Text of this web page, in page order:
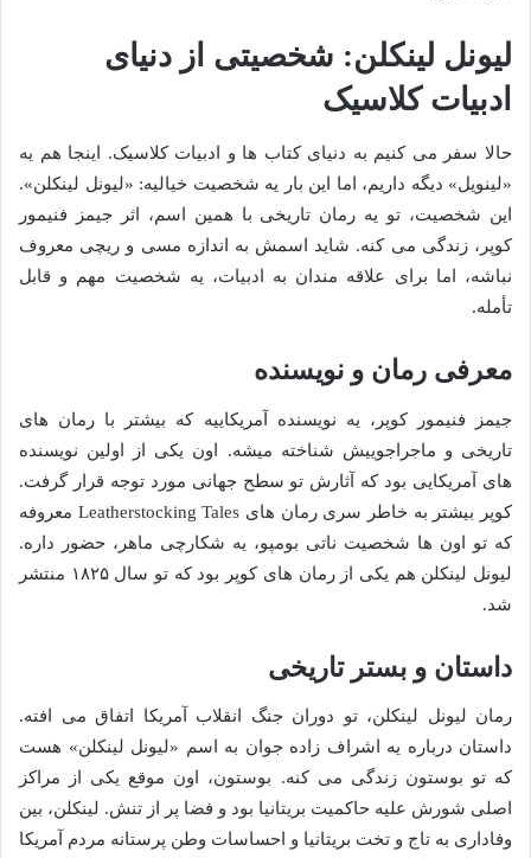
لیونل لینکلن: شخصیتی از دنیای
ادبیات کلاسیک
حالا سفر می کنیم به دنیای کتاب ها و ادبیات کلاسیک. اینجا هم یه
«لینویل» دیگه داریم، اما این بار یه شخصیت خیالیه: «لیونل لینکلن».
این شخصیت، تو یه رمان تاریخی با همین اسم، اثر جیمز فنیمور
کوپر، زندگی می کنه. شاید اسمش به اندازه مسی و ریچی معروف
نباشه، اما برای علاقه مندان به ادبیات، یه شخصیت مهم و قابل
تأمله.
معرفی رمان و نویسنده
جیمز فنیمور کوپر، یه نویسنده آمریکاییه که بیشتر با رمان های
تاریخی و ماجراجوییش شناخته میشه. اون یکی از اولین نویسنده
های آمریکایی بود که آثارش تو سطح جهانی مورد توجه قرار گرفت.
کوپر بیشتر به خاطر سری رمان های Leatherstocking Tales معروفه
که تو اون ها شخصیت ناتی بومپو، یه شکارچی ماهر، حضور داره.
لیونل لینکلن هم یکی از رمان های کوپر بود که تو سال ۱۸۲۵ منتشر
شد.
داستان و بستر تاریخی
رمان لیونل لینکلن، تو دوران جنگ انقلاب آمریکا اتفاق می افته.
داستان درباره یه اشراف زاده جوان به اسم «لیونل لینکلن» هست
که تو بوستون زندگی می کنه. بوستون، اون موقع یکی از مراکز
اصلی شورش علیه حاکمیت بریتانیا بود و فضا پر از تنش. لینکلن، بین
وفاداری به تاج و تخت بریتانیا و احساسات وطن پرستانه مردم آمریکا